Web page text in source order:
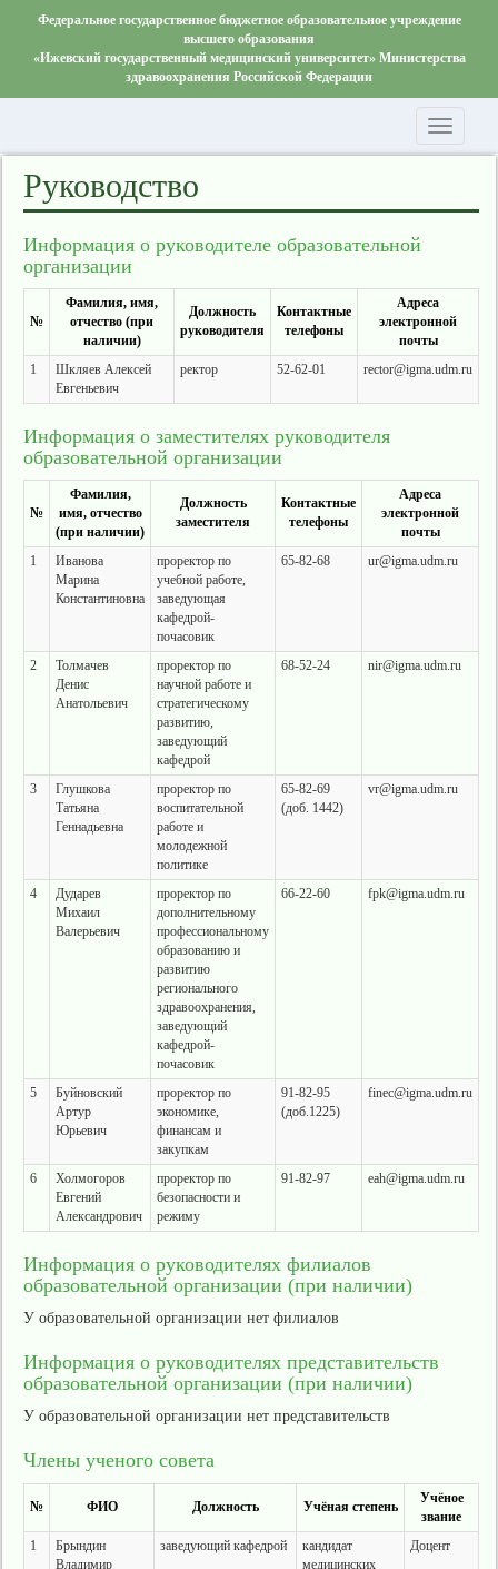
Федеральное государственное бюджетное образовательное учреждение
высшего образования
«Ижевский государственный медицинский университет» Министерства
здравоохранения Российской Федерации
Toggle
Руководство
Информация о руководителе образовательной
организации
№
Фамилия, имя,
отчество (при
наличии)
Должность
руководителя
Контактные
телефоны
Адреса
электронной
почты
1
Шкляев Алексей
Евгеньевич
ректор 52-62-01 rector@igma.udm.ru
Информация о заместителях руководителя
образовательной организации
№
Фамилия,
имя, отчество
(при наличии)
Должность
заместителя
Контактные
телефоны
Адреса
электронной
почты
1
Иванова
Марина
Константиновна
проректор по
учебной работе,
заведующая
кафедрой-
почасовик
65-82-68 ur@igma.udm.ru
2
Толмачев
Денис
Анатольевич
проректор по
научной работе и
стратегическому
развитию,
заведующий
кафедрой
68-52-24 nir@igma.udm.ru
3
Глушкова
Татьяна
Геннадьевна
проректор по
воспитательной
работе и
молодежной
политике
65-82-69
(доб. 1442)
vr@igma.udm.ru
4
Дударев
Михаил
Валерьевич
проректор по
дополнительному
профессиональному
образованию и
развитию
регионального
здравоохранения,
заведующий
кафедрой-
почасовик
66-22-60 fpk@igma.udm.ru
5
Буйновский
Артур
Юрьевич
проректор по
экономике,
финансам и
закупкам
91-82-95
(доб.1225)
finec@igma.udm.ru
6
Холмогоров
Евгений
Александрович
проректор по
безопасности и
режиму
91-82-97 eah@igma.udm.ru
Информация о руководителях филиалов
образовательной организации (при наличии)
У образовательной организации нет филиалов
Информация о руководителях представительств
образовательной организации (при наличии)
У образовательной организации нет представительств
Члены ученого совета
№ ФИО Должность Учёная степень
Учёное
звание
1
Брындин
Владимир
заведующий кафедрой
кандидат
медицинских
Доцент